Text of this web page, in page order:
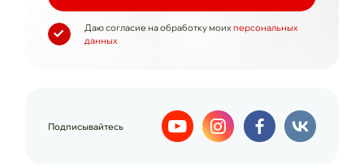
Даю согласие на обработку моих персональных
данных
Подписывайтесь